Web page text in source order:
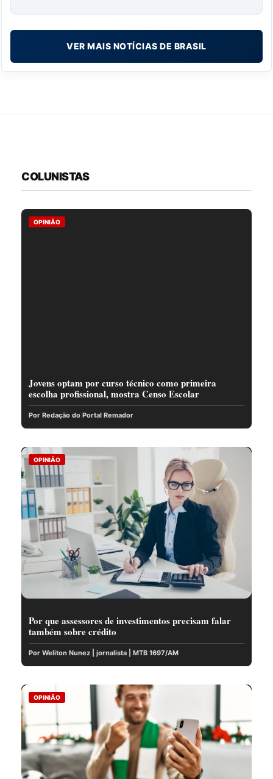
VER MAIS NOTÍCIAS DE BRASIL
COLUNISTAS
OPINIÃO
Jovens optam por curso técnico como primeira
escolha profissional, mostra Censo Escolar
Por Redação do Portal Remador
OPINIÃO
Por que assessores de investimentos precisam falar
também sobre crédito
Por Weliton Nunez | jornalista | MTB 1697/AM
OPINIÃO